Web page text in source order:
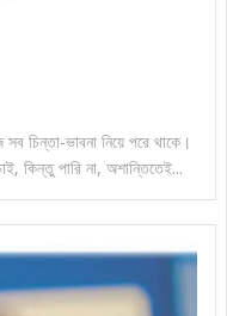
চিন্তা-ভাবনা নিয়ে পরে থাকে।
কিন্তু পারি না, অশান্তিতেই...